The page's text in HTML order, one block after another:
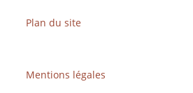
Plan du site
Mentions légales